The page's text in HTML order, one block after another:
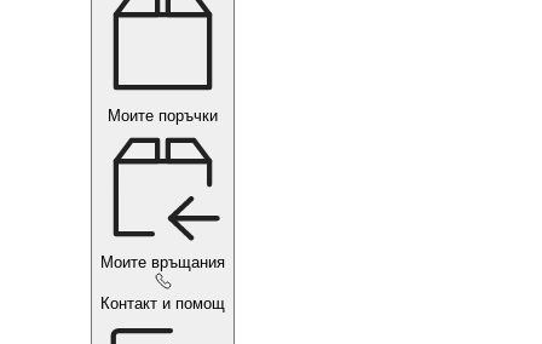
Моите поръчки
Моите връщания
Контакт и помощ